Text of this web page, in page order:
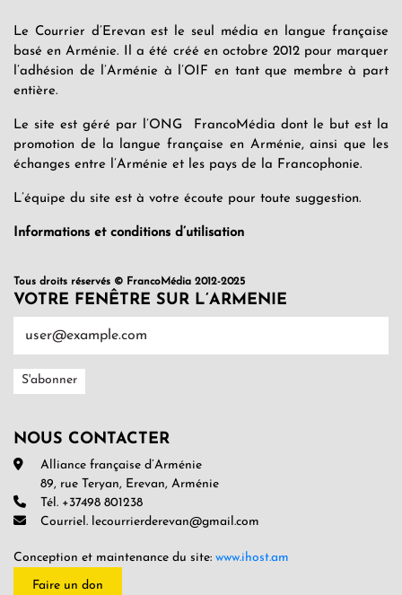
Le Courrier d’Erevan est le seul média en langue française
basé en Arménie. Il a été créé en octobre 2012 pour marquer
l’adhésion de l’Arménie à l’OIF en tant que membre à part
entière.
Le site est géré par l’ONG FrancoMédia dont le but est la
promotion de la langue française en Arménie, ainsi que les
échanges entre l’Arménie et les pays de la Francophonie.
L’équipe du site est à votre écoute pour toute suggestion.
Informations et conditions d’utilisation
Tous droits réservés © FrancoMédia 2012-2025
VOTRE FENÊTRE SUR L’ARMENIE
NOUS CONTACTER
Alliance française d’Arménie
89, rue Teryan, Erevan, Arménie
Tél. +37498 801238
Courriel. lecourrierderevan@gmail.com
Conception et maintenance du site: www.ihost.am
Faire un don